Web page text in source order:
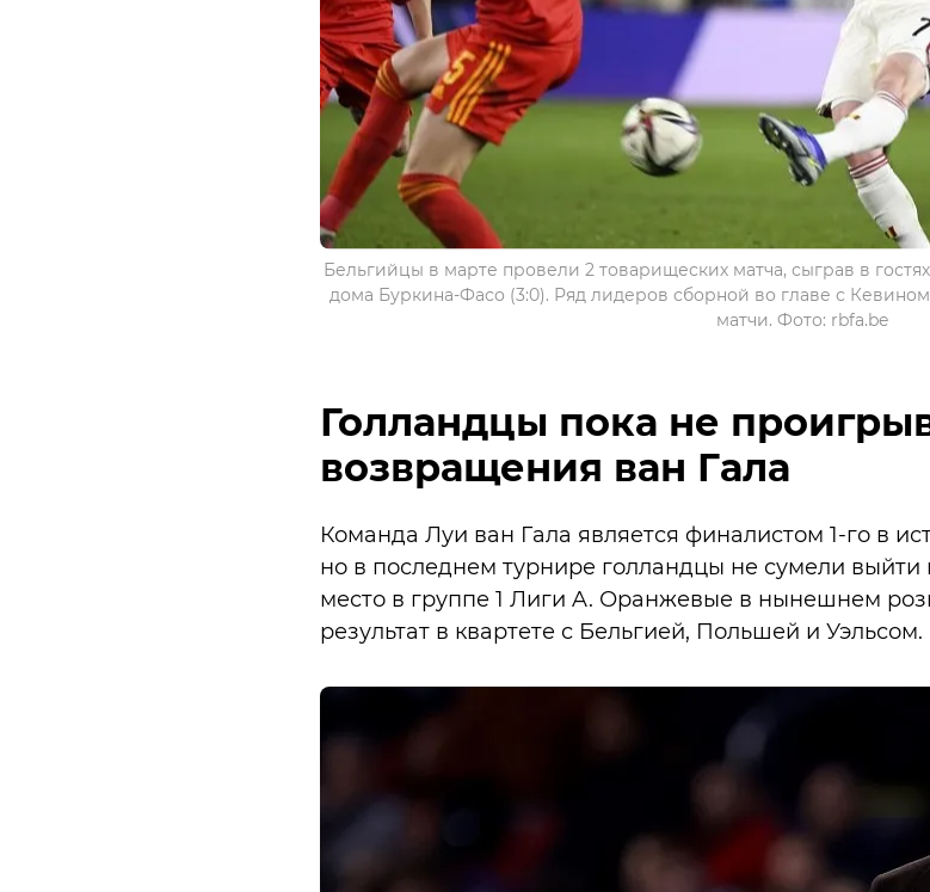
Бельгийцы в марте провели 2 товарищеских матча, сыграв в
дома Буркина-Фасо (3:0). Ряд лидеров сборной во главе с
матчи. Фото: rbfa.be
Голландцы пока не
возвращения ван Гала
Команда Луи ван Гала является финалистом 1-го в
но в последнем турнире голландцы не сумели выйти
место в группе 1 Лиги A. Оранжевые в нынешнем
результат в квартете с Бельгией, Польшей и Уэльсом.